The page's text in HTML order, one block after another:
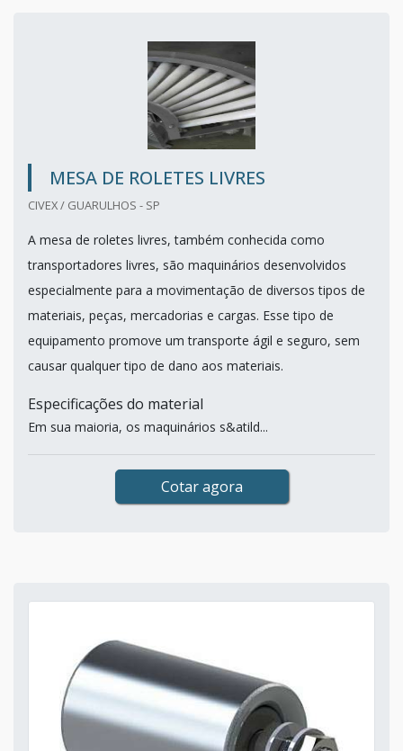
MESA DE ROLETES LIVRES
CIVEX / GUARULHOS - SP
A mesa de roletes livres, também conhecida como
transportadores livres, são maquinários desenvolvidos
especialmente para a movimentação de diversos tipos de
materiais, peças, mercadorias e cargas. Esse tipo de
equipamento promove um transporte ágil e seguro, sem
causar qualquer tipo de dano aos materiais.
Especificações do material
Em sua maioria, os maquinários s&atild...
Cotar agora